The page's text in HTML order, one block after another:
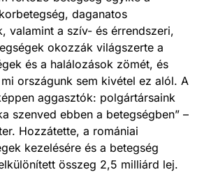
daganatos
valamint a szív- és érrendszeri,
okozzák világszerte a
és a halálozások zömét, és
országunk sem kivétel ez alól. A
aggasztók: polgártársaink
szenved ebben a betegségben” –
Hozzátette, a romániai
kezelésére és a betegség
összeg 2,5 milliárd lej.